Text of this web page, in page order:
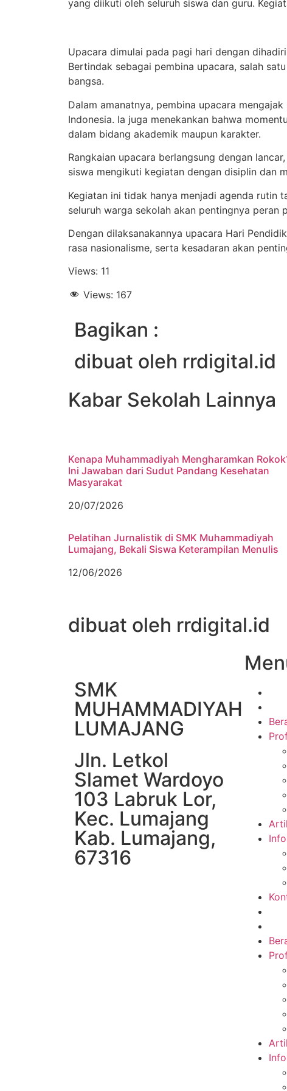
yang diikuti oleh seluruh siswa dan guru.
Upacara dimulai pada pagi hari dengan
Bertindak sebagai pembina upacara, salah
bangsa.
Dalam amanatnya, pembina upacara
Indonesia. Ia juga menekankan bahwa
dalam bidang akademik maupun karakter.
Rangkaian upacara berlangsung dengan
siswa mengikuti kegiatan dengan disiplin dan
Kegiatan ini tidak hanya menjadi agenda rutin
seluruh warga sekolah akan pentingnya peran
Dengan dilaksanakannya upacara Hari
rasa nasionalisme, serta kesadaran akan
Views: 11
Views: 167
Bagikan :
dibuat oleh rrdigital.id
Kabar Sekolah Lainnya
Kenapa Muhammadiyah Mengharamkan
Ini Jawaban dari Sudut Pandang Kesehatan
Masyarakat
20/07/2026
Pelatihan Jurnalistik di SMK Muhammadiyah
Lumajang, Bekali Siswa Keterampilan Menulis
12/06/2026
dibuat oleh rrdigital.id
SMK
MUHAMMADIYAH
LUMAJANG
Jln. Letkol
Slamet Wardoyo
103 Labruk Lor,
Kec. Lumajang
Kab. Lumajang,
67316